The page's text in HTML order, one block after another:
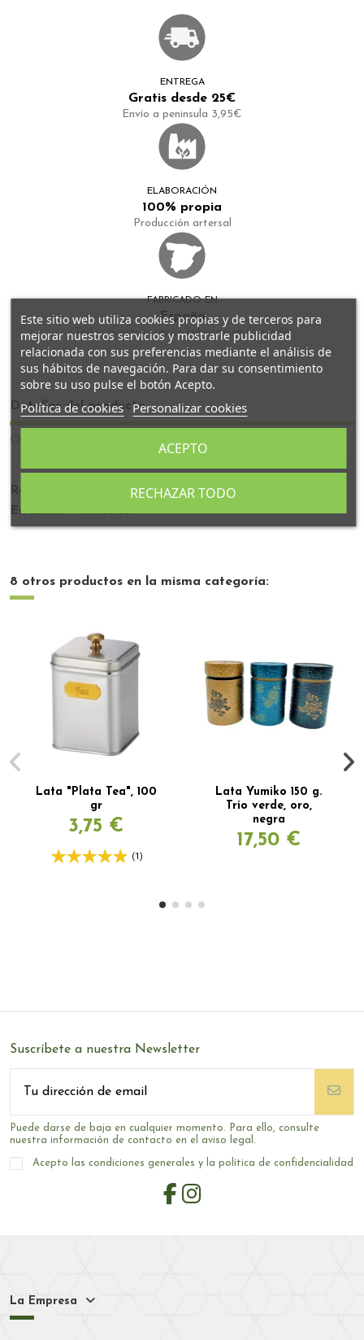
ENTREGA
Gratis desde 25€
Envío a peninsula 3,95€
ELABORACIÓN
100% propia
Producción artersal
FABRICADO EN
España
Todos nuestros tés se fabrican en Granada
Detalles del producto
Opiniones
Referencia
En stock 9 Artículos
8 otros productos en la misma categoría:
Lata "Plata Tea", 100
gr
3,75 €
(1)
Lata Yumiko 150 g.
Trio verde, oro,
negra
17,50 €
Suscríbete a nuestra Newsletter
Puede darse de baja en cualquier momento. Para ello, consulte
nuestra información de contacto en el aviso legal.
Acepto las condiciones generales y la política de confidencialidad
La Empresa
Este sitio web utiliza cookies propias y de terceros para
mejorar nuestros servicios y mostrarle publicidad
relacionada con sus preferencias mediante el análisis de
sus hábitos de navegación. Para dar su consentimiento
sobre su uso pulse el botón Acepto.
Política de cookies Personalizar cookies
RECHAZAR TODO
ACEPTO